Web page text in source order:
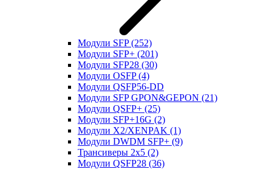
Модули SFP(252)
Модули SFP+ (201)
Модули SFP28 (30)
Модули OSFP(4)
Модули QSFP56-DD
Модули SFP GPON&GEPON (21)
Модули QSFP+ (25)
Модули SFP+16G (2)
Модули X2/XENPAK (1)
Модули DWDM SFP+ (9)
Трансиверы 2x5 (2)
Модули QSFP28 (36)